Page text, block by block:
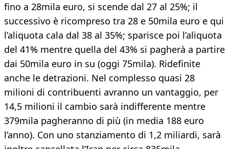
fino a 28mila euro, si scende dal 27 al 25%; il
successivo è ricompreso tra 28 e 50mila euro e qui
l’aliquota cala dal 38 al 35%; sparisce poi l’aliquota
del 41% mentre quella del 43% si pagherà a partire
dai 50mila euro in su (oggi 75mila). Ridefinite
anche le detrazioni. Nel complesso quasi 28
milioni di contribuenti avranno un vantaggio, per
14,5 milioni il cambio sarà indifferente mentre
379mila pagheranno di più (in media 188 euro
l’anno). Con uno stanziamento di 1,2 miliardi, sarà